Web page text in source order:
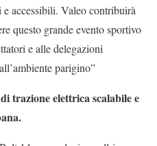
accessibili. Valeo contribuirà
questo grande evento sportivo
e alle delegazioni
parigino”
trazione elettrica scalabile e